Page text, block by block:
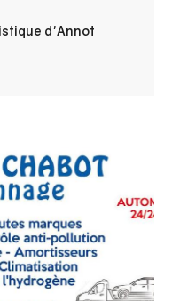
d'Annot
Station Total